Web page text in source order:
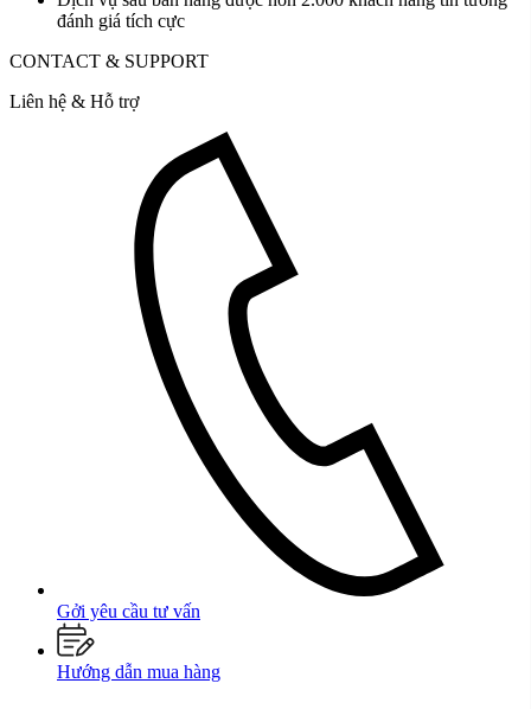
đánh giá tích cực
CONTACT & SUPPORT
Liên hệ & Hỗ trợ
Gởi yêu cầu tư vấn
Hướng dẫn mua hàng